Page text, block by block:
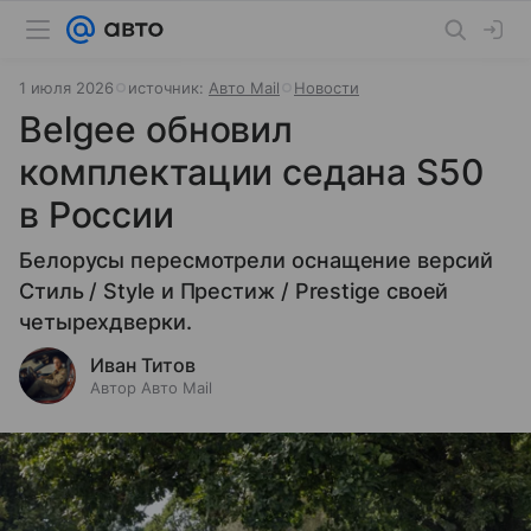
1 июля 2026 источник: Авто Mail Новости
Belgee обновил
комплектации седана S50
в России
Белорусы пересмотрели оснащение версий
Стиль / Style и Престиж / Prestige своей
четырехдверки.
Иван Титов
Автор Авто Mail